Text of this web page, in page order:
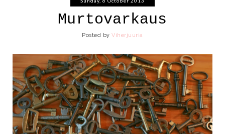
Murtovarkaus
Posted byViherjuuria